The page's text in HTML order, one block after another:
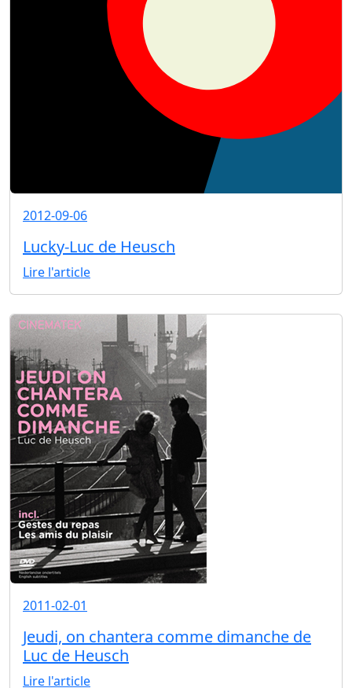
2012-09-06
Lucky-Luc de Heusch
Lire l'article
2011-02-01
Jeudi, on chantera comme dimanche de
Luc de Heusch
Lire l'article